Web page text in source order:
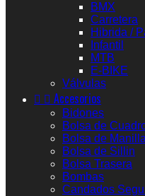
BMX
Carretera
Hibrida /
Infantil
MTB
E-BIKE
Válvulas
  Accesorios
Bidones
Bolsa de
Bolsa de
Bolsa de Sillin
Bolsa Trasera
Bombas
Candados